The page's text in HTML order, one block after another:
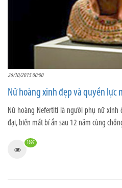
26/10/2015 00:00
Nữ hoàng xinh đẹp và quyền lực
Nữ hoàng Nefertiti là người phụ nữ xinh
đại, biến mất bí ẩn sau 12 năm cùng
1897